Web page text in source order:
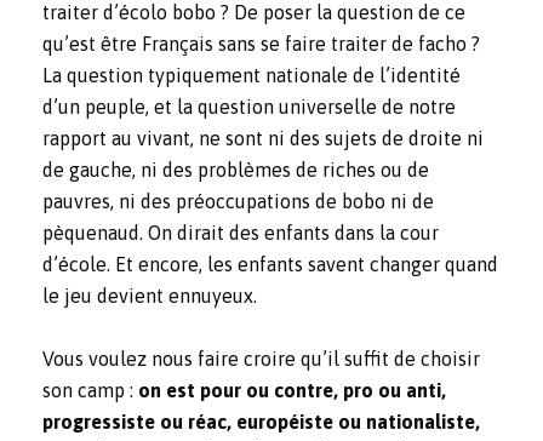
traiter d’écolo bobo ? De poser la question de ce
qu’est être Français sans se faire traiter de facho ?
La question typiquement nationale de l’identité
d’un peuple, et la question universelle de notre
rapport au vivant, ne sont ni des sujets de droite ni
de gauche, ni des problèmes de riches ou de
pauvres, ni des préoccupations de bobo ni de
pèquenaud. On dirait des enfants dans la cour
d’école. Et encore, les enfants savent changer quand
le jeu devient ennuyeux.
Vous voulez nous faire croire qu’il suffit de choisir
son camp : on est pour ou contre, pro ou anti,
progressiste ou réac, européiste ou nationaliste,